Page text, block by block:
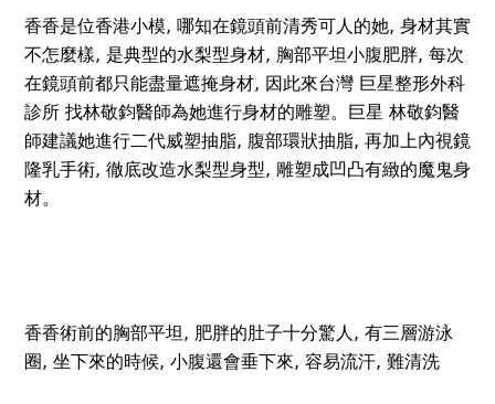
香香是位香港小模, 哪知在鏡頭前清秀可人的她, 身材其實
不怎麼樣, 是典型的水梨型身材, 胸部平坦小腹肥胖, 每次
在鏡頭前都只能盡量遮掩身材, 因此來台灣 巨星整形外科
診所 找林敬鈞醫師為她進行身材的雕塑。巨星 林敬鈞醫
師建議她進行二代威塑抽脂, 腹部環狀抽脂, 再加上內視鏡
隆乳手術, 徹底改造水梨型身型, 雕塑成凹凸有緻的魔鬼身
材。
香香術前的胸部平坦, 肥胖的肚子十分驚人, 有三層游泳
圈, 坐下來的時候, 小腹還會垂下來, 容易流汗, 難清洗